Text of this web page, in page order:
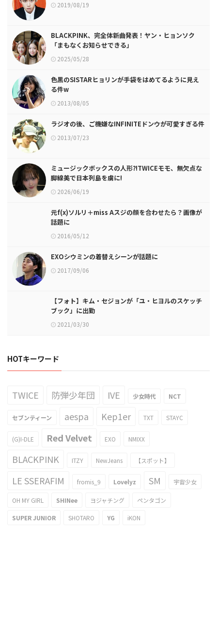
2019/08/19
BLACKPINK、完全体新曲発表！ヤン・ヒョンソク
「まもなくお知らせできる」
2025/05/28
色黒のSISTARヒョリンが手袋をはめてるように見え
る件w
2013/08/05
ラジオの後、ご機嫌なINFINITEドンウが可愛すぎる件
2013/07/23
ミュージックボックスの人形⁈TWICEモモ、無欠点な
脚線美で日本列島を虜に!
2026/06/19
元f(x)ソルリ＋miss Aスジの顔を合わせたら？画像が
話題に
2016/05/12
EXOシウミンの着替えシーンが話題に
2017/09/06
【フォト】キム・セジョンが「ユ・ヒヨルのスケッチ
ブック」に出勤
2021/03/30
HOTキーワード
TWICE 防弾少年団 IVE 少女時代 NCT
セブンティーン aespa Kep1er TXT STAYC
(G)I-DLE Red Velvet EXO NMIXX
BLACKPINK ITZY NewJeans 【スポット】
LE SSERAFIM fromis_9 Lovelyz SM 宇宙少女
OH MY GIRL SHINee ヨジャチング ペンタゴン
SUPER JUNIOR SHOTARO YG iKON